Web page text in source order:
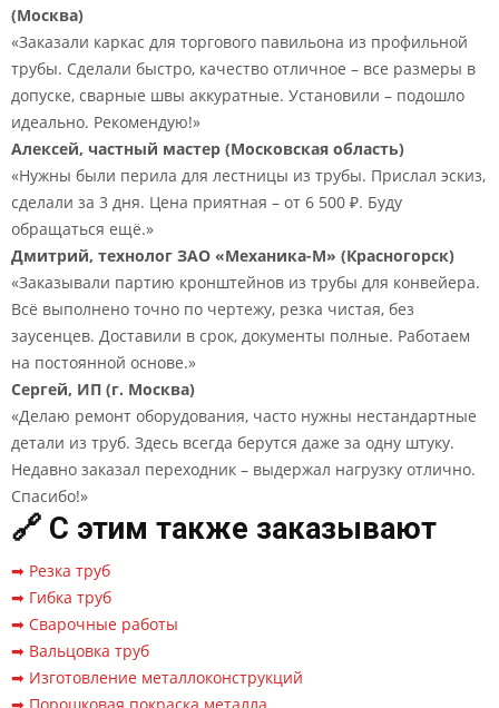
(Москва)
«Заказали каркас для торгового павильона из профильной
трубы. Сделали быстро, качество отличное – все размеры в
допуске, сварные швы аккуратные. Установили – подошло
идеально. Рекомендую!»
Алексей, частный мастер (Московская область)
«Нужны были перила для лестницы из трубы. Прислал эскиз,
сделали за 3 дня. Цена приятная – от 6 500 ₽. Буду
обращаться ещё.»
Дмитрий, технолог ЗАО «Механика-М» (Красногорск)
«Заказывали партию кронштейнов из трубы для конвейера.
Всё выполнено точно по чертежу, резка чистая, без
заусенцев. Доставили в срок, документы полные. Работаем
на постоянной основе.»
Сергей, ИП (г. Москва)
«Делаю ремонт оборудования, часто нужны нестандартные
детали из труб. Здесь всегда берутся даже за одну штуку.
Недавно заказал переходник – выдержал нагрузку отлично.
Спасибо!»
🔗 С этим также заказывают
➡ Резка труб
➡ Гибка труб
➡ Сварочные работы
➡ Вальцовка труб
➡ Изготовление металлоконструкций